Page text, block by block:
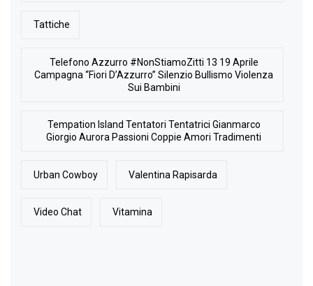
Tattiche
Telefono Azzurro #NonStiamoZitti 13 19 Aprile
Campagna “Fiori D’Azzurro” Silenzio Bullismo Violenza
Sui Bambini
Tempation Island Tentatori Tentatrici Gianmarco
Giorgio Aurora Passioni Coppie Amori Tradimenti
Urban Cowboy Valentina Rapisarda
Video Chat Vitamina